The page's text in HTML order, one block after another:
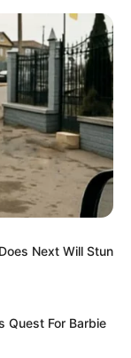
du jour
Next Will Stun
Quest For Barbie